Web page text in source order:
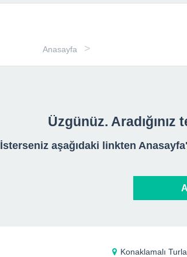
Anasayfa >
Üzgünüz. Aradığınız
İsterseniz aşağıdaki linkten
Konaklamalı